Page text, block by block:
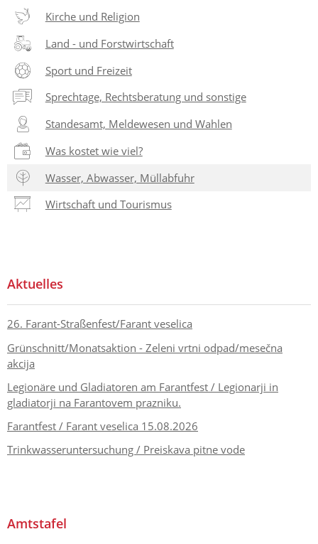
Kirche und Religion
Land - und Forstwirtschaft
Sport und Freizeit
Sprechtage, Rechtsberatung und sonstige
Standesamt, Meldewesen und Wahlen
Was kostet wie viel?
Wasser, Abwasser, Müllabfuhr
Wirtschaft und Tourismus
Aktuelles
26. Farant-Straßenfest/Farant veselica
Grünschnitt/Monatsaktion - Zeleni vrtni odpad/mesečna
akcija
Legionäre und Gladiatoren am Farantfest / Legionarji in
gladiatorji na Farantovem prazniku.
Farantfest / Farant veselica 15.08.2026
Trinkwasseruntersuchung / Preiskava pitne vode
Amtstafel